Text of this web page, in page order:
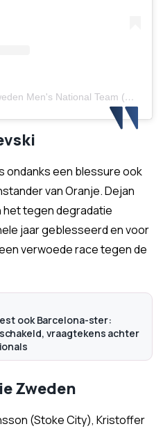
Een bericht gedeeld door Sweden Men's National Team (@swemnt)
ondanks een blessure ook
van Oranje. Dejan
het tegen degradatie
jaar geblesseerd en voor
verwoede race tegen de
ook Barcelona-ster:
vraagtekens achter
Zweden
(Stoke City), Kristoffer